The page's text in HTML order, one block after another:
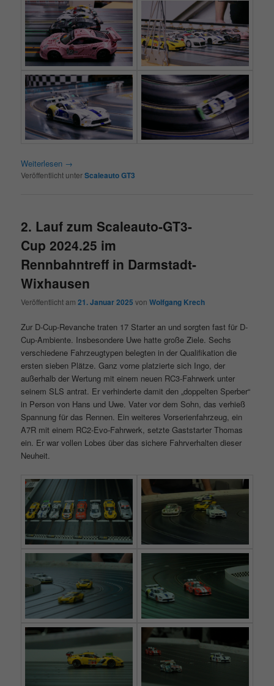
Weiterlesen →
Veröffentlicht unterScaleauto GT3
2. Lauf zum Scaleauto-GT3-
Cup 2024.25 im
Rennbahntreff in Darmstadt-
Wixhausen
Veröffentlicht am21. Januar 2025 vonWolfgang Krech
Zur D-Cup-Revanche traten 17 Starter an und sorgten fast für D-
Cup-Ambiente. Insbesondere Uwe hatte große Ziele. Sechs
verschiedene Fahrzeugtypen belegten in der Qualifikation die
ersten sieben Plätze. Ganz vorne platzierte sich Ingo, der
außerhalb der Wertung mit einem neuen RC3-Fahrwerk unter
seinem SLS antrat. Er verhinderte damit den „doppelten Sperber“
in Person von Hans und Uwe. Vater vor dem Sohn, das verhieß
Spannung für das Rennen. Ein weiteres Vorserienfahrzeug, ein
A7R mit einem RC2-Evo-Fahrwerk, setzte Gaststarter Thomas
ein. Er war vollen Lobes über das sichere Fahrverhalten dieser
Neuheit.